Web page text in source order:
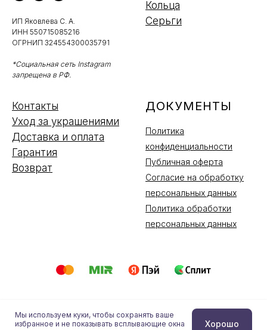
Мы используем куки, чтобы сохранять ваше
избранное и не показывать всплывающие окна
Хорошо
Купить
ИП Яковлева С. А.
ИНН 550715085216
ОГРНИП 324554300035791
*Социальная сеть Instagram
запрещена в РФ.
Кольца
Серьги
Контакты
Уход за украшениями
Доставка и оплата
Гарантия
Возврат
ДОКУМЕНТЫ
Политика
конфиденциальности
Публичная оферта
Согласие на обработку
персональных данных
Политика обработки
персональных данных
Made on Tilda